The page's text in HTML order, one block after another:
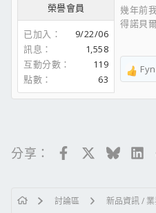
榮譽會員
已加入
9/22/06
訊息
1,558
互動分數
119
點數
63
幾年前
得諾貝
R
a
o
：
分享： Facebook
討論區 新品資訊 /